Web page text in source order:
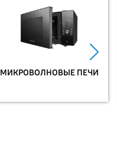
МИКРОВОЛНОВЫЕ ПЕЧИ